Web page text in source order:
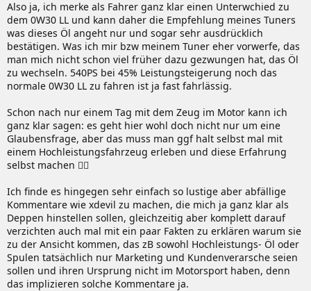
Also ja, ich merke als Fahrer ganz klar einen Unterwchied zu
dem 0W30 LL und kann daher die Empfehlung meines Tuners
was dieses Öl angeht nur und sogar sehr ausdrücklich
bestätigen. Was ich mir bzw meinem Tuner eher vorwerfe, das
man mich nicht schon viel früher dazu gezwungen hat, das Öl
zu wechseln. 540PS bei 45% Leistungsteigerung noch das
normale 0W30 LL zu fahren ist ja fast fahrlässig.
Schon nach nur einem Tag mit dem Zeug im Motor kann ich
ganz klar sagen: es geht hier wohl doch nicht nur um eine
Glaubensfrage, aber das muss man ggf halt selbst mal mit
einem Hochleistungsfahrzeug erleben und diese Erfahrung
selbst machen 🤷‍♂️
Ich finde es hingegen sehr einfach so lustige aber abfällige
Kommentare wie xdevil zu machen, die mich ja ganz klar als
Deppen hinstellen sollen, gleichzeitig aber komplett darauf
verzichten auch mal mit ein paar Fakten zu erklären warum sie
zu der Ansicht kommen, das zB sowohl Hochleistungs- Öl oder
Spulen tatsächlich nur Marketing und Kundenverarsche seien
sollen und ihren Ursprung nicht im Motorsport haben, denn
das implizieren solche Kommentare ja.